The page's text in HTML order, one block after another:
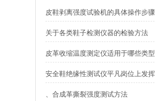
皮鞋剥离强度试验机的具体操作步骤
关于各类鞋子检测仪器的检验方法
、合成革撕裂强度测试方法